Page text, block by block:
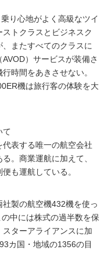
り心地がよく高級なツイ
トクラスとビジネスク
またすべてのクラスに
）サービスが装備さ
時間をあきさせない。
機は旅行客の体験を大
て
表する唯一の航空会社
。商業運航に加えて、
も運航している。
製の航空機432機を使っ
中には株式の過半数を保
ターアライアンスに加
カ国・地域の1356の目